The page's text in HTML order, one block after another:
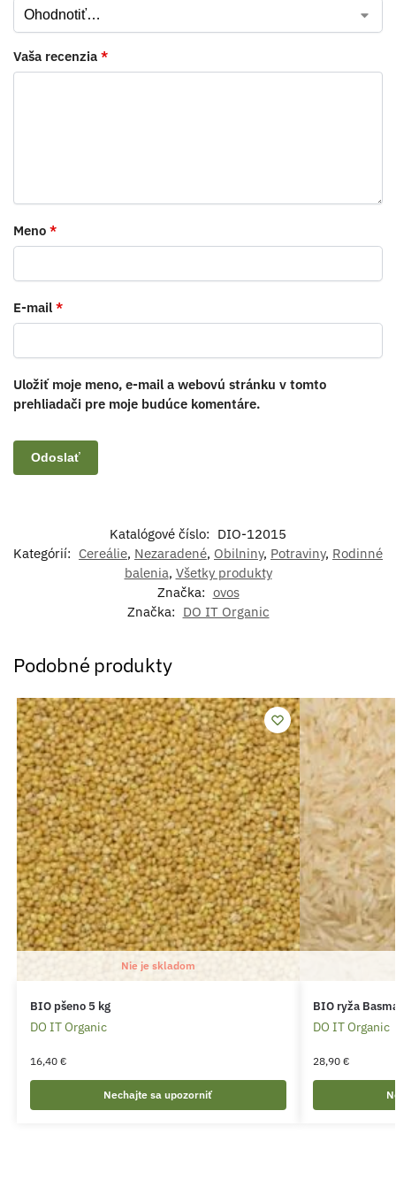
Vaša recenzia *
Meno *
E-mail *
Uložiť moje meno, e-mail a webovú stránku v tomto
prehliadači pre moje budúce komentáre.
Katalógové číslo: DIO-12015
Kategórií: Cereálie, Nezaradené, Obilniny, Potraviny, Rodinné
balenia, Všetky produkty
Značka: ovos
Značka: DO IT Organic
Podobné produkty
Nie je skladom
BIO pšeno 5 kg
DO IT Organic
16,40 €
Nechajte sa upozorniť
BIO ryža
DO IT Organic
28,90 €